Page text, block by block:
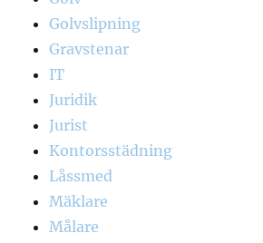
Golvslipning
Gravstenar
IT
Juridik
Jurist
Kontorsstädning
Låssmed
Mäklare
Målare